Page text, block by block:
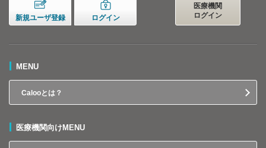
新規ユーザ登録 ログイン
医療機関
ログイン
MENU
Calooとは？
医療機関向けMENU